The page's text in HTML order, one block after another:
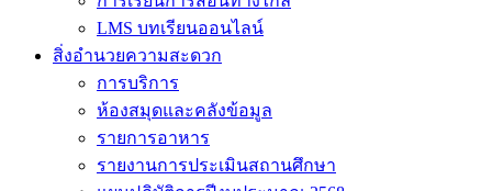
LMS บทเรียนออนไลน์
สิ่งอำนวยความสะดวก
การบริการ
ห้องสมุดและคลังข้อมูล
รายการอาหาร
รายงานการประเมินสถานศึกษา